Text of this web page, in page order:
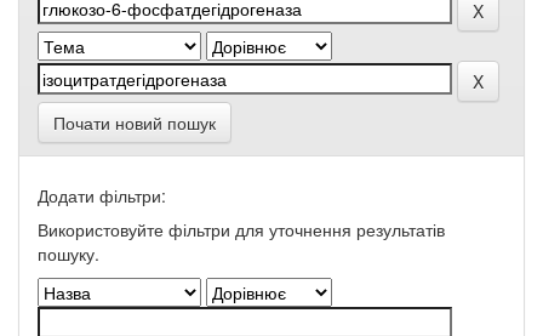
Почати новий пошук
Додати фільтри:
Використовуйте фільтри для уточнення результатів
пошуку.